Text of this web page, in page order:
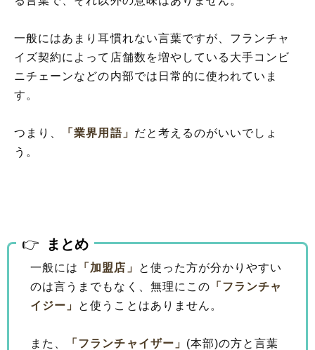
一般にはあまり耳慣れない言葉ですが、フランチャ
イズ契約によって店舗数を増やしている大手コンビ
ニチェーンなどの内部では日常的に使われていま
す。
つまり、 「業界用語」 だと考えるのがいいでしょ
う。
まとめ
一般には 「加盟店」
と使った方が分かりやすい
のは言うまでもなく、無理にこの 「フランチャ
イジー」
と使うことはありません。
また、 「フランチャイザー」 (本部)の方と言葉